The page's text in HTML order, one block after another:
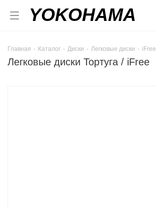
YOKOHAMA
Главная - Каталог - Диски - Легковые диски - iFree
Легковые диски Тортуга / iFree